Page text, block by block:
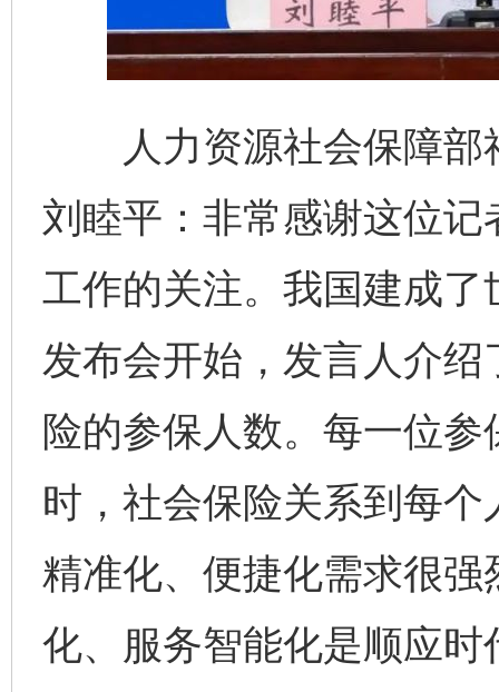
人力资源社会保障部
刘睦平：非常感谢这位
工作的关注。我国建成
发布会开始，发言人介
险的参保人数。每一位
时，社会保险关系到每
精准化、便捷化需求很
化、服务智能化是顺应